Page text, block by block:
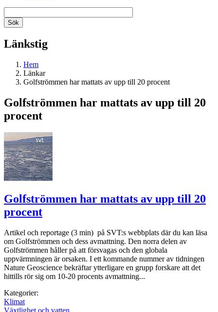
Länkstig
Hem
Länkar
Golfströmmen har mattats av upp till 20 procent
Golfströmmen har mattats av upp till 20
procent
Golfströmmen har mattats av upp till 20
procent
Artikel och reportage (3 min) på SVT:s webbplats där du kan läsa
om Golfströmmen och dess avmattning. Den norra delen av
Golfströmmen håller på att försvagas och den globala
uppvärmningen är orsaken. I ett kommande nummer av tidningen
Nature Geoscience bekräftar ytterligare en grupp forskare att det
hittills rör sig om 10-20 procents avmattning...
Kategorier:
Klimat
Växtlighet och vatten